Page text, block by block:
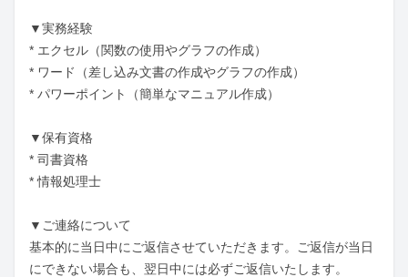
▼実務経験
* エクセル（関数の使用やグラフの作成）
* ワード（差し込み文書の作成やグラフの作成）
* パワーポイント（簡単なマニュアル作成）
▼保有資格
* 司書資格
* 情報処理士
▼ご連絡について
基本的に当日中にご返信させていただきます。ご返信が当日
にできない場合も、翌日中には必ずご返信いたします。